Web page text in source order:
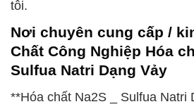
tôi.
Nơi chuyên cung cấp /
Chất Công Nghiệp Hóa
Sulfua Natri Dạng Vảy
**Hóa chất Na2S _ Sulfua Natri